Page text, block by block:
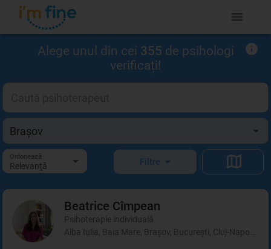
Alege unul din cei 355 de psihologi
verificați!
Ordonează
Relevanţă Filtre
Beatrice Cîmpean
Psihoterapie individuală
Alba Iulia, Baia Mare, Brașov, București, Cluj-Napoca,